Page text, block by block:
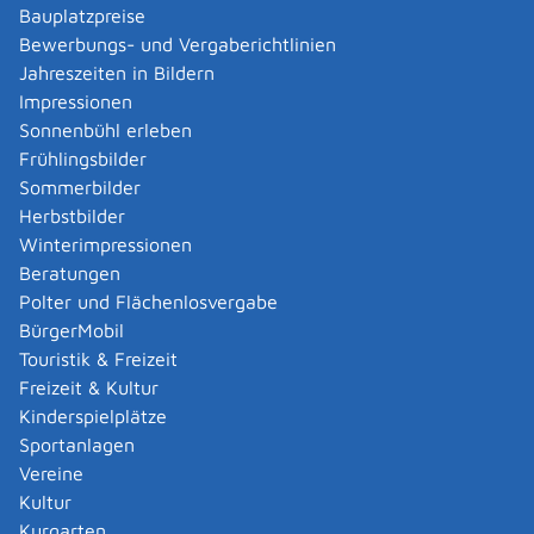
Bauplatzpreise
Bewerbungs- und Vergaberichtlinien
Jahreszeiten in Bildern
Impressionen
Sonnenbühl erleben
Frühlingsbilder
Sommerbilder
Herbstbilder
Winterimpressionen
Beratungen
Polter und Flächenlosvergabe
BürgerMobil
Touristik & Freizeit
Freizeit & Kultur
Kinderspielplätze
Sportanlagen
Vereine
Kultur
Luftreinhaltung und Klimaschutz, Digitalisierung, der
Schutz vor Verkehrslärm und die Förderung des Fuß-
und Radverkehrs, stehen im Zentrum der Arbeit der
Abteilung für Nachhaltige Mobilität. Ein weiteres
wichtiges Aufgabengebiet sind das Verkehrsrecht und
die Verkehrssicherheit.
Die Abteilung „Mobilitätszentrale, vernetzte und
digitale Mobilität“ gestaltet eine attraktive und
verlässliche Mobilität im Klimaschutzland Baden-
Württemberg in den Bereichen Mobilitäts- und
Verkehrssteuerung, Verkehrsinformation,
Mobilitätsdaten, digitale Services und Carsharing.
Neben dem Individualverkehr werden dabei auch der
Güterverkehr sowie alle möglichen Verkehrsträger
einschließlich des Luftverkehrs betrachtet.
Dem Ministerium nachgeordnet ist die
Straßenbauverwaltung in den Regierungspräsidien.